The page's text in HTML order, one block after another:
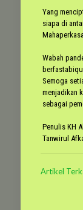
Yang
siapa di
Wabah
Semoga
menjadikan
sebagai
Penulis KH
Tanwirul
Artikel